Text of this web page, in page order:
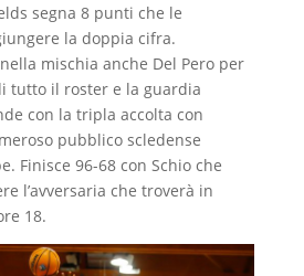
segna 8 punti che le
la doppia cifra.
mischia anche Del Pero per
tutto il roster e la guardia
con la tripla accolta con
pubblico scledense
Finisce 96-68 con Schio che
l’avversaria che troverà in
18.